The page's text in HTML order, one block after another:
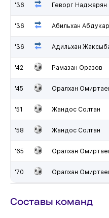
'36 Геворг
'36 Абильхан
'36 Адильхан
'42 Рамазан Оразов
'45 Оралхан
'51 Жандос Солтан
'58 Жандос Солтан
'65 Оралхан
'70 Оралхан
Составы команд